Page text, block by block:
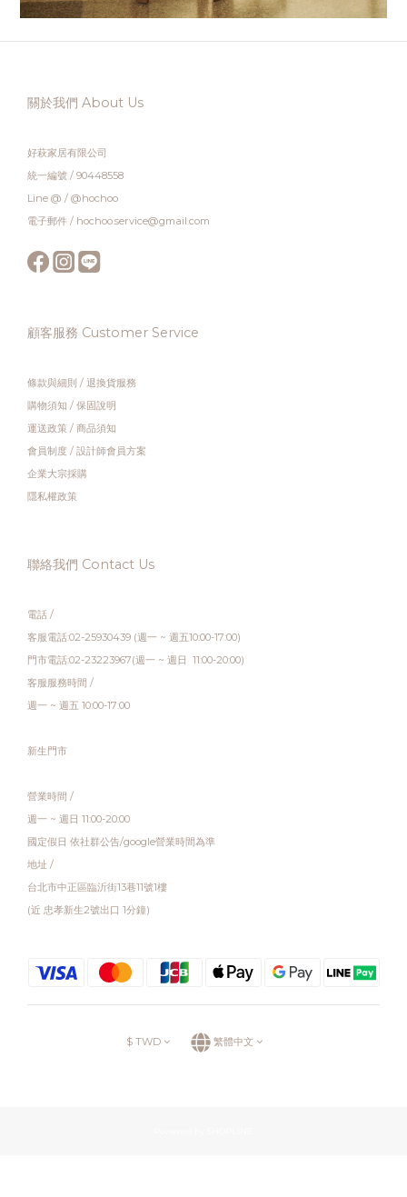
關於我們 About Us
好萩家居有限公司
統一編號 / 90448558
Line @ / @hochoo
電子郵件 / hochoo.service@gmail.com
顧客服務 Customer Service
條款與細則 / 退換貨服務
購物須知 / 保固說明
運送政策 / 商品須知
會員制度 / 設計師會員方案
企業大宗採購
隱私權政策
聯絡我們 Contact Us
電話 /
客服電話:02-25930439 (週一 ~ 週五10:00-17:00)
門市電話:02-23223967(週一 ~ 週日 11:00-20:00)
客服服務時間 /
週一 ~ 週五 10:00-17:00
新生門市
營業時間 /
週一 ~ 週日 11:00-20:00
國定假日 依社群公告/google營業時間為準
地址 /
台北市中正區臨沂街13巷11號1樓
(近 忠孝新生2號出口 1分鐘)
$ TWD 繁體中文